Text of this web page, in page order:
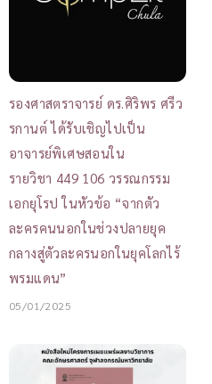
รองศาสตราจารย์ ดร.ศิริพร ศรีว
รกานต์ ได้รับเชิญไปเป็น
อาจารย์พิเศษสอนใน
รายวิชา 449 106 วรรณกรรม
เอกยุโรป ในหัวข้อ “จากตัว
ละครคนนอกในช่วงปลายยุค
กลางสู่ตัวละครนอกในยุคโลกไร้
พรมแดน”
05/01/2025